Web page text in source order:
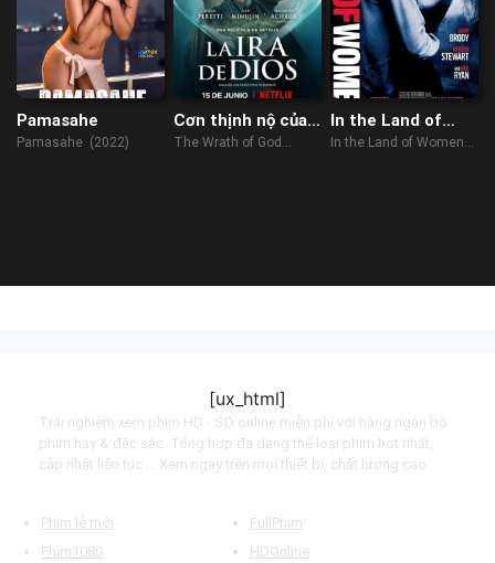
Pamasahe
Pamasahe (2022)
Cơn thịnh nộ của
Chúa
The Wrath of God
In the Land of
Women
In the Land of Women